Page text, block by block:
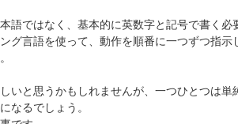
語ではなく、基本的に英数字と記号で書く必
グ言語を使って、動作を順番に一つずつ指
いと思うかもしれませんが、 一つひとつは単
なるでしょう。